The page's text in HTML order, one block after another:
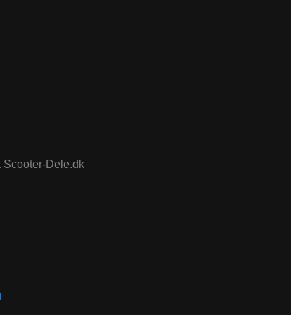
Scooter-Dele.dk